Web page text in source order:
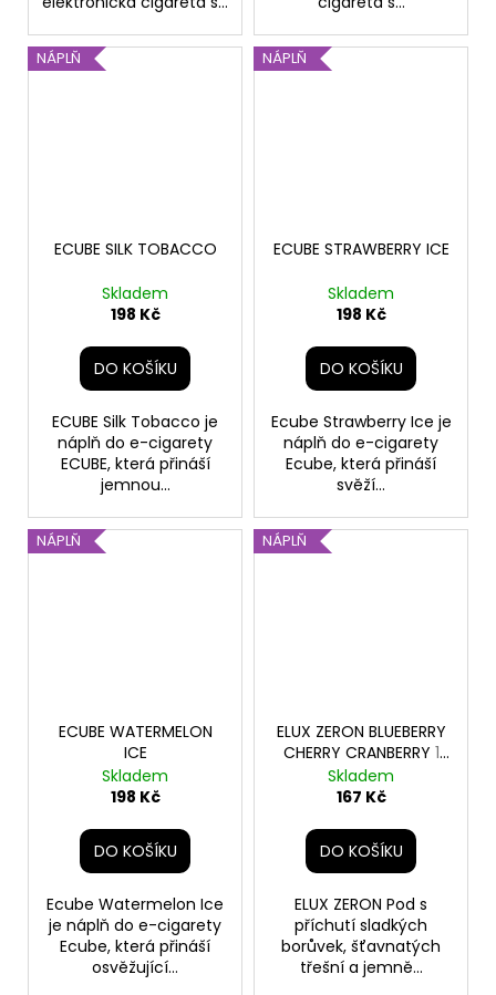
NÁPLŇ
ECUBE SILK TOBACCO
Skladem
198 Kč
DO KOŠÍKU
ECUBE Silk Tobacco je
náplň do e-cigarety
ECUBE, která přináší
jemnou...
NÁPLŇ
ECUBE STRAWBERRY ICE
Skladem
198 Kč
DO KOŠÍKU
Ecube Strawberry Ice je
náplň do e-cigarety
Ecube, která přináší
svěží...
NÁPLŇ
ECUBE WATERMELON
ICE
Skladem
198 Kč
DO KOŠÍKU
Ecube Watermelon Ice
je náplň do e-cigarety
Ecube, která přináší
osvěžující...
NÁPLŇ
ELUX ZERON BLUEBERRY
CHERRY CRANBERRY 1
pod
Skladem
167 Kč
DO KOŠÍKU
ELUX ZERON Pod s
příchutí sladkých
borůvek, šťavnatých
třešní a jemně...